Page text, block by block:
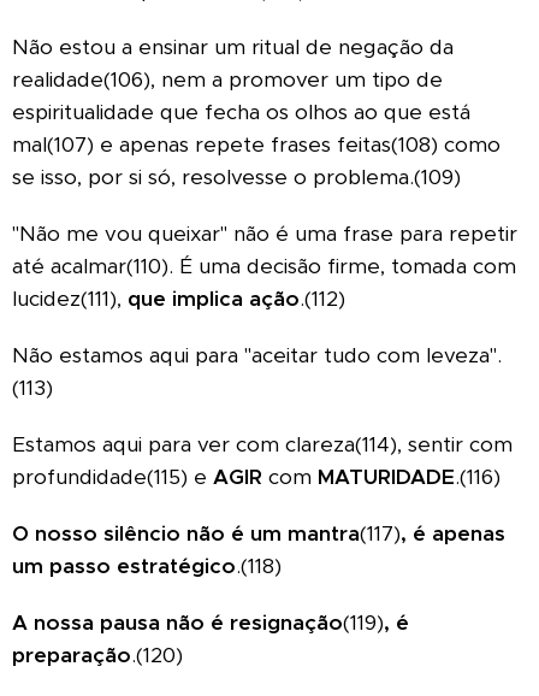
Não estou a ensinar um ritual de negação da
realidade(106), nem a promover um tipo de
espiritualidade que fecha os olhos ao que está
mal(107) e apenas repete frases feitas(108) como
se isso, por si só, resolvesse o problema.(109)
"Não me vou queixar" não é uma frase para repetir
até acalmar(110). É uma decisão firme, tomada com
lucidez(111), que implica ação.(112)
Não estamos aqui para "aceitar tudo com leveza".
(113)
Estamos aqui para ver com clareza(114), sentir com
profundidade(115) e AGIR com MATURIDADE.(116)
O nosso silêncio não é um mantra(117), é apenas
um passo estratégico.(118)
A nossa pausa não é resignação(119), é
preparação.(120)